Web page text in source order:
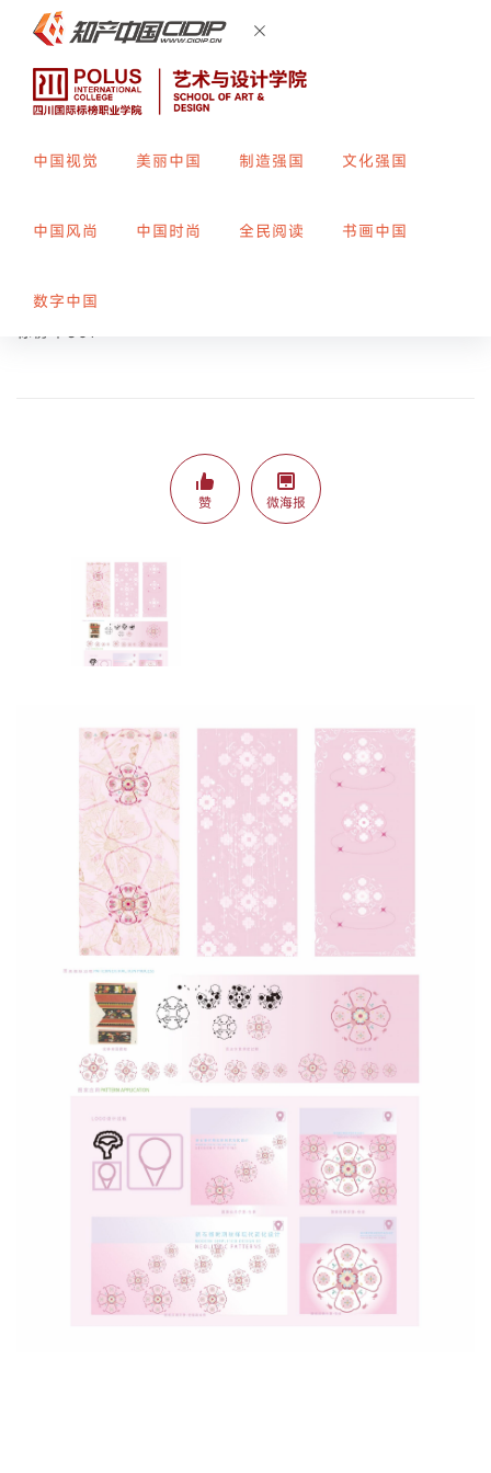
中国视觉 美丽中国 制造强国 文化强国
中国风尚 中国时尚 全民阅读 书画中国
数字中国
指导教师：
标榜平301
赞 微海报